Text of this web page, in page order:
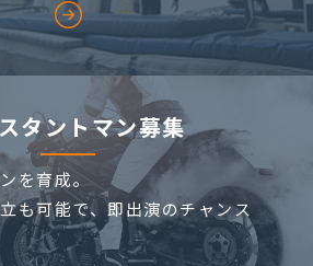
タントマン募集
を育成。
も可能で、即出演のチャンス